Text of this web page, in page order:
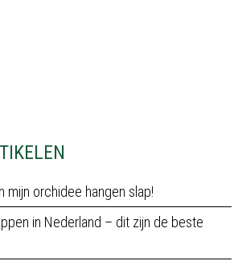
mijn orchidee hangen slap!
in Nederland – dit zijn de beste